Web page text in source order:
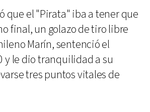
que el "Pirata" iba a tener que
final, un golazo de tiro libre
Marín, sentenció el
y le dio tranquilidad a su
tres puntos vitales de